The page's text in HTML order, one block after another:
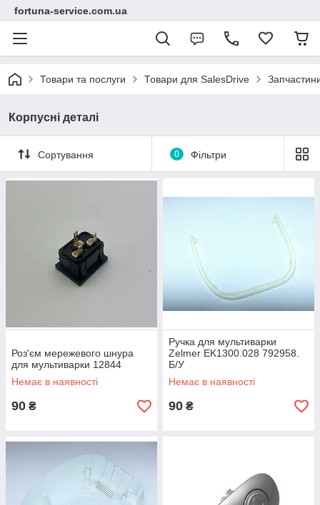
fortuna-service.com.ua
Товари та послуги Товари для SalesDrive
Корпусні деталі
Сортування 0 Фільтри
Роз'єм мережевого шнура
для мультиварки 12844
Немає в наявності
90 ₴
Ручка для мультиварки
Zelmer EK1300.028 792958.
Б/У
Немає в наявності
90 ₴